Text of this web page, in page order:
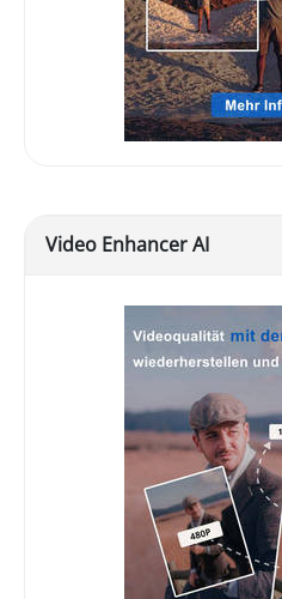
Video Enhancer AI